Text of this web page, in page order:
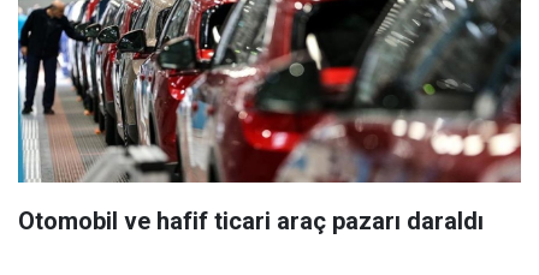
Otomobil ve hafif ticari araç pazarı daraldı